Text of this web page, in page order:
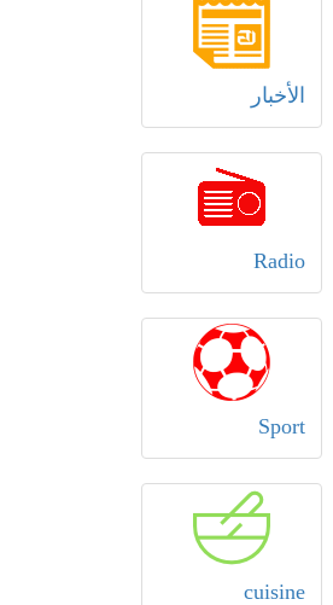
الأخبار
Radio
Sport
cuisine